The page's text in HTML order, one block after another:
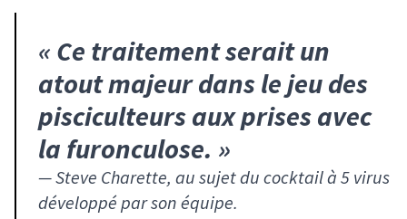
« Ce traitement serait un
atout majeur dans le jeu des
pisciculteurs aux prises avec
la furonculose. »
—Steve Charette, au sujet du cocktail à 5 virus
développé par son équipe.